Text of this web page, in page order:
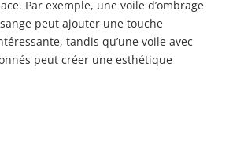
Par exemple, une voile d’ombrage
peut ajouter une touche
tandis qu’une voile avec
peut créer une esthétique